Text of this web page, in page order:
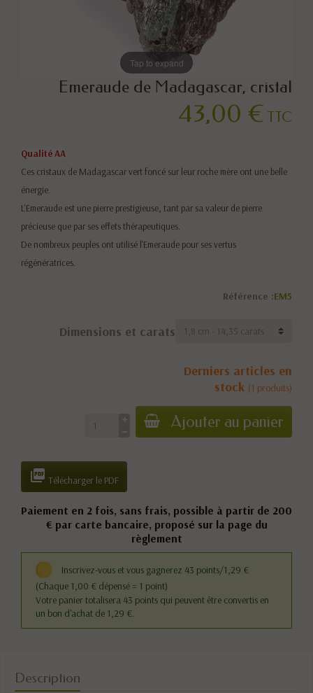
Tap to expand
Emeraude de Madagascar, cristal
43,00 € TTC
Qualité AA
Ces cristaux de Madagascar vert foncé sur leur roche mère ont une belle
énergie.
L'Emeraude est une pierre prestigieuse, tant par sa valeur de pierre
précieuse que par ses effets thérapeutiques.
De nombreux peuples ont utilisé l'Emeraude pour ses vertus
régénératrices.
Référence :EM5
Dimensions et carats
Derniers articles en
stock (1 produits)
Ajouter au panier
 Télécharger le PDF
Paiement en 2 fois, sans frais, possible à partir de 200
€ par carte bancaire, proposé sur la page du
règlement
Inscrivez-vous et vous gagnerez 43 points/1,29 €
(Chaque 1,00 € dépensé = 1 point)
Votre panier totalisera 43 points qui peuvent être convertis en
un bon d'achat de 1,29 €.
Description